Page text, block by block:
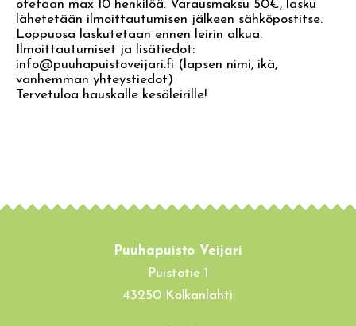
otetaan max 10 henkilöä. Varausmaksu 50€, lasku
lähetetään ilmoittautumisen jälkeen sähköpostitse.
Loppuosa laskutetaan ennen leirin alkua.
Ilmoittautumiset ja lisätiedot:
info@puuhapuistoveijari.fi (lapsen nimi, ikä,
vanhemman yhteystiedot)
Tervetuloa hauskalle kesäleirille!
Puuhapuisto Veijari
Puistotie 1
43250 Kolkanlahti